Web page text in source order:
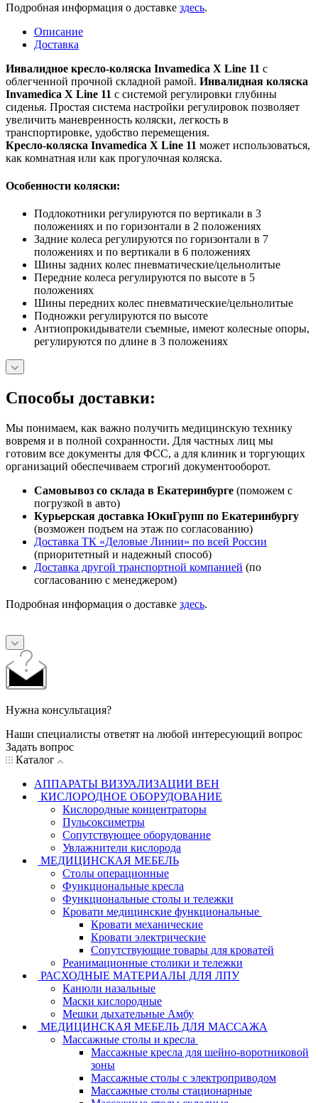
Подробная информация о доставке здесь.
Описание
Доставка
Инвалидное кресло-коляска Invamedica X Line 11 с
облегченной прочной складной рамой. Инвалидная коляска
Invamedica X Line 11 с системой регулировки глубины
сиденья. Простая система настройки регулировок позволяет
увеличить маневренность коляски, легкость в
транспортировке, удобство перемещения.
Кресло-коляска Invamedica X Line 11 может использоваться,
как комнатная или как прогулочная коляска.
Особенности коляски:
Подлокотники регулируются по вертикали в 3
положениях и по горизонтали в 2 положениях
Задние колеса регулируются по горизонтали в 7
положениях и по вертикали в 6 положениях
Шины задних колес пневматические/цельнолитые
Передние колеса регулируются по высоте в 5
положениях
Шины передних колес пневматические/цельнолитые
Подножки регулируются по высоте
Антиопрокидыватели съемные, имеют колесные опоры,
регулируются по длине в 3 положениях
Способы доставки:
Мы понимаем, как важно получить медицинскую технику
вовремя и в полной сохранности. Для частных лиц мы
готовим все документы для ФСС, а для клиник и торгующих
организаций обеспечиваем строгий документооборот.
Самовывоз со склада в Екатеринбурге (поможем с
погрузкой в авто)
Курьерская доставка ЮкиГрупп по Екатеринбургу
(возможен подъем на этаж по согласованию)
Доставка ТК «Деловые Линии» по всей России
(приоритетный и надежный способ)
Доставка другой транспортной компанией (по
согласованию с менеджером)
Подробная информация о доставке здесь.
Нужна консультация?
Наши специалисты ответят на любой интересующий вопрос
Задать вопрос
Каталог
АППАРАТЫ ВИЗУАЛИЗАЦИИ ВЕН
КИСЛОРОДНОЕ ОБОРУДОВАНИЕ
Кислородные концентраторы
Пульсоксиметры
Сопутствующее оборудование
Увлажнители кислорода
МЕДИЦИНСКАЯ МЕБЕЛЬ
Столы операционные
Функциональные кресла
Функциональные столы и тележки
Кровати медицинские функциональные
Кровати механические
Кровати электрические
Сопутствующие товары для кроватей
Реанимационные столики и тележки
РАСХОДНЫЕ МАТЕРИАЛЫ ДЛЯ ЛПУ
Канюли назальные
Маски кислородные
Мешки дыхательные Амбу
МЕДИЦИНСКАЯ МЕБЕЛЬ ДЛЯ МАССАЖА
Массажные столы и кресла
Массажные кресла для шейно-воротниковой
зоны
Массажные столы с электроприводом
Массажные столы стационарные